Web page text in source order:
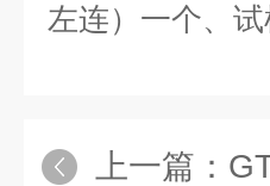
左连）一个、
上一篇：